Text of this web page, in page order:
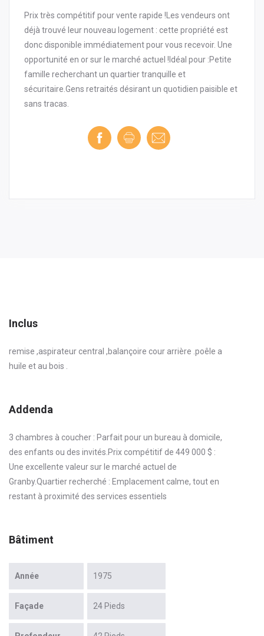
Prix très compétitif pour vente rapide !Les vendeurs ont
déjà trouvé leur nouveau logement : cette propriété est
donc disponible immédiatement pour vous recevoir. Une
opportunité en or sur le marché actuel !Idéal pour :Petite
famille recherchant un quartier tranquille et
sécuritaire.Gens retraités désirant un quotidien paisible et
sans tracas.
Inclus
remise ,aspirateur central ,balançoire cour arrière .poêle a
huile et au bois .
Addenda
3 chambres à coucher : Parfait pour un bureau à domicile,
des enfants ou des invités.Prix compétitif de 449 000 $ :
Une excellente valeur sur le marché actuel de
Granby.Quartier recherché : Emplacement calme, tout en
restant à proximité des services essentiels
Bâtiment
Année 1975
Façade 24 Pieds